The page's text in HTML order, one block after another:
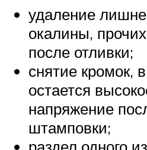
удаление
окалины,
после отливки;
снятие кромок,
остается
напряжение
штамповки;